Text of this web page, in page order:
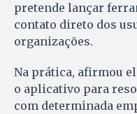
pretende lançar
contato direto dos
organizações.
Na prática, afirmou
o aplicativo para
com determinada